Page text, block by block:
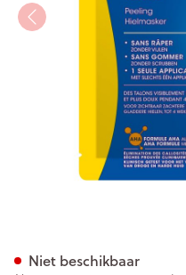
Niet beschikbaar